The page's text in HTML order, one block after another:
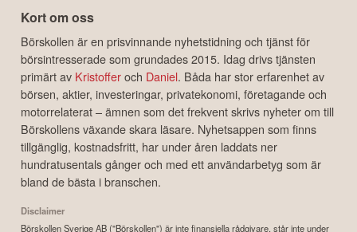
Kort om oss
Börskollen är en prisvinnande nyhetstidning och tjänst för
börsintresserade som grundades 2015. Idag drivs tjänsten
primärt av Kristofferoch Daniel. Båda har stor erfarenhet av
börsen, aktier, investeringar, privatekonomi, företagande och
motorrelaterat – ämnen som det frekvent skrivs nyheter om till
Börskollens växande skara läsare. Nyhetsappen som finns
tillgänglig, kostnadsfritt, har under åren laddats ner
hundratusentals gånger och med ett användarbetyg som är
bland de bästa i branschen.
Disclaimer
Börskollen Sverige AB ("Börskollen") är inte finansiella rådgivare, står inte under